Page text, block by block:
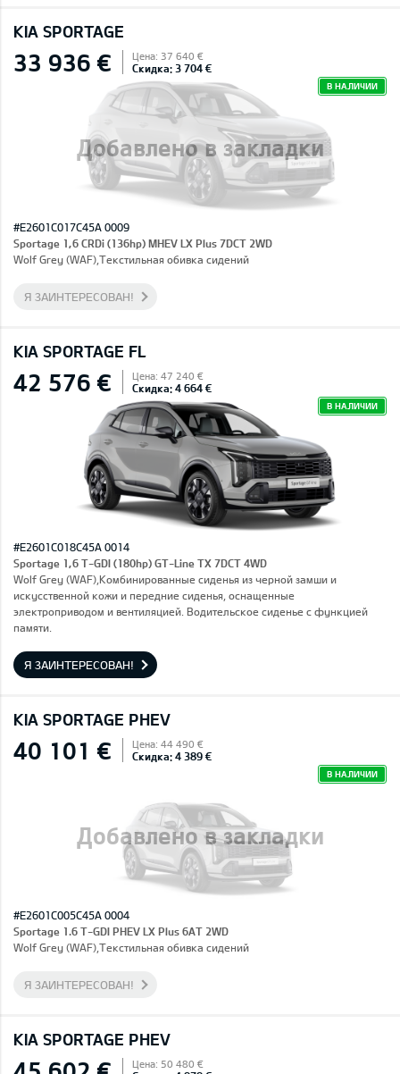
KIA SPORTAGE
Добавлено в закладки
33 936 € Цена: 37 640 €
Скидка: 3 704 €
В НАЛИЧИИ
#E2601C017C45A 0009
Sportage 1,6 CRDi (136hp) MHEV LX Plus 7DCT 2WD
Wolf Grey (WAF),Текстильная обивка сидений
Я ЗАИНТЕРЕСОВАН!
KIA SPORTAGE FL
42 576 € Цена: 47 240 €
Скидка: 4 664 €
В НАЛИЧИИ
#E2601C018C45A 0014
Sportage 1,6 T-GDI (180hp) GT-Line TX 7DCT 4WD
Wolf Grey (WAF),Комбинированные сиденья из черной замши и
искусственной кожи и передние сиденья, оснащенные
электроприводом и вентиляцией. Водительское сиденье с функцией
памяти.
Я ЗАИНТЕРЕСОВАН!
KIA SPORTAGE PHEV
Добавлено в закладки
40 101 € Цена: 44 490 €
Скидка: 4 389 €
В НАЛИЧИИ
#E2601C005C45A 0004
Sportage 1.6 T-GDI PHEV LX Plus 6AT 2WD
Wolf Grey (WAF),Текстильная обивка сидений
Я ЗАИНТЕРЕСОВАН!
KIA SPORTAGE PHEV
Цена: 50 480 €